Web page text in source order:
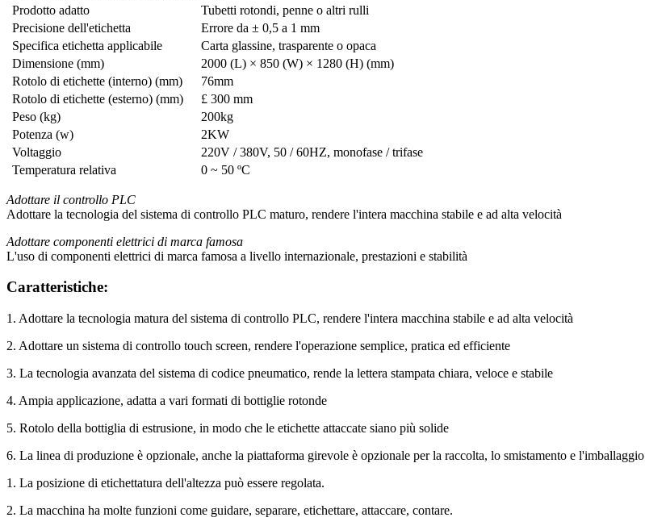
Prodotto adatto
Tubetti rotondi, penne o altri rulli
Precisione dell'etichetta
Errore da ± 0,5 a 1 mm
Specifica etichetta applicabile
Carta glassine, trasparente o opaca
Dimensione (mm)
2000 (L) × 850 (W) × 1280 (H) (mm)
Rotolo di etichette (interno) (mm)
76mm
Rotolo di etichette (esterno) (mm)
£ 300 mm
Peso (kg)
200kg
Potenza (w)
2KW
Voltaggio
220V / 380V, 50 / 60HZ, monofase / trifase
Temperatura relativa
0 ~ 50 ºC
Adottare il controllo PLC
Adottare la tecnologia del sistema di controllo PLC maturo, rendere l'intera macchina stabile e ad alta velocità
Adottare componenti elettrici di marca famosa
L'uso di componenti elettrici di marca famosa a livello internazionale, prestazioni e stabilità
Caratteristiche:
1. Adottare la tecnologia matura del sistema di controllo PLC, rendere l'intera macchina stabile e ad alta velocità
2. Adottare un sistema di controllo touch screen, rendere l'operazione semplice, pratica ed efficiente
3. La tecnologia avanzata del sistema di codice pneumatico, rende la lettera stampata chiara, veloce e stabile
4. Ampia applicazione, adatta a vari formati di bottiglie rotonde
5. Rotolo della bottiglia di estrusione, in modo che le etichette attaccate siano più solide
6. La linea di produzione è opzionale, anche la piattaforma girevole è opzionale per la raccolta, lo smistamento e l'imballaggio
1. La posizione di etichettatura dell'altezza può essere regolata.
2. La macchina ha molte funzioni come guidare, separare, etichettare, attaccare, contare.